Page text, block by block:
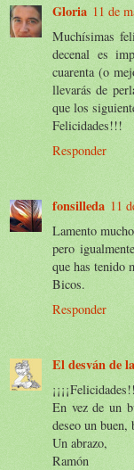
Gloria 11 de
Muchísimas
decenal es
cuarenta (o
llevarás de
que los
Felicidades!!!
Responder
fonsilleda 11
Lamento
pero
que has tenido
Bicos.
Responder
El desván de
En vez de un
deseo un buen,
Un abrazo,
Ramón